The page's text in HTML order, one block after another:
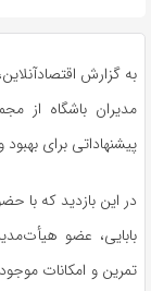
به گزارش
مدیران باشگاه از
پیشنهاداتی برای
در این بازدید که با
بابایی، عضو
تمرین و امکانات